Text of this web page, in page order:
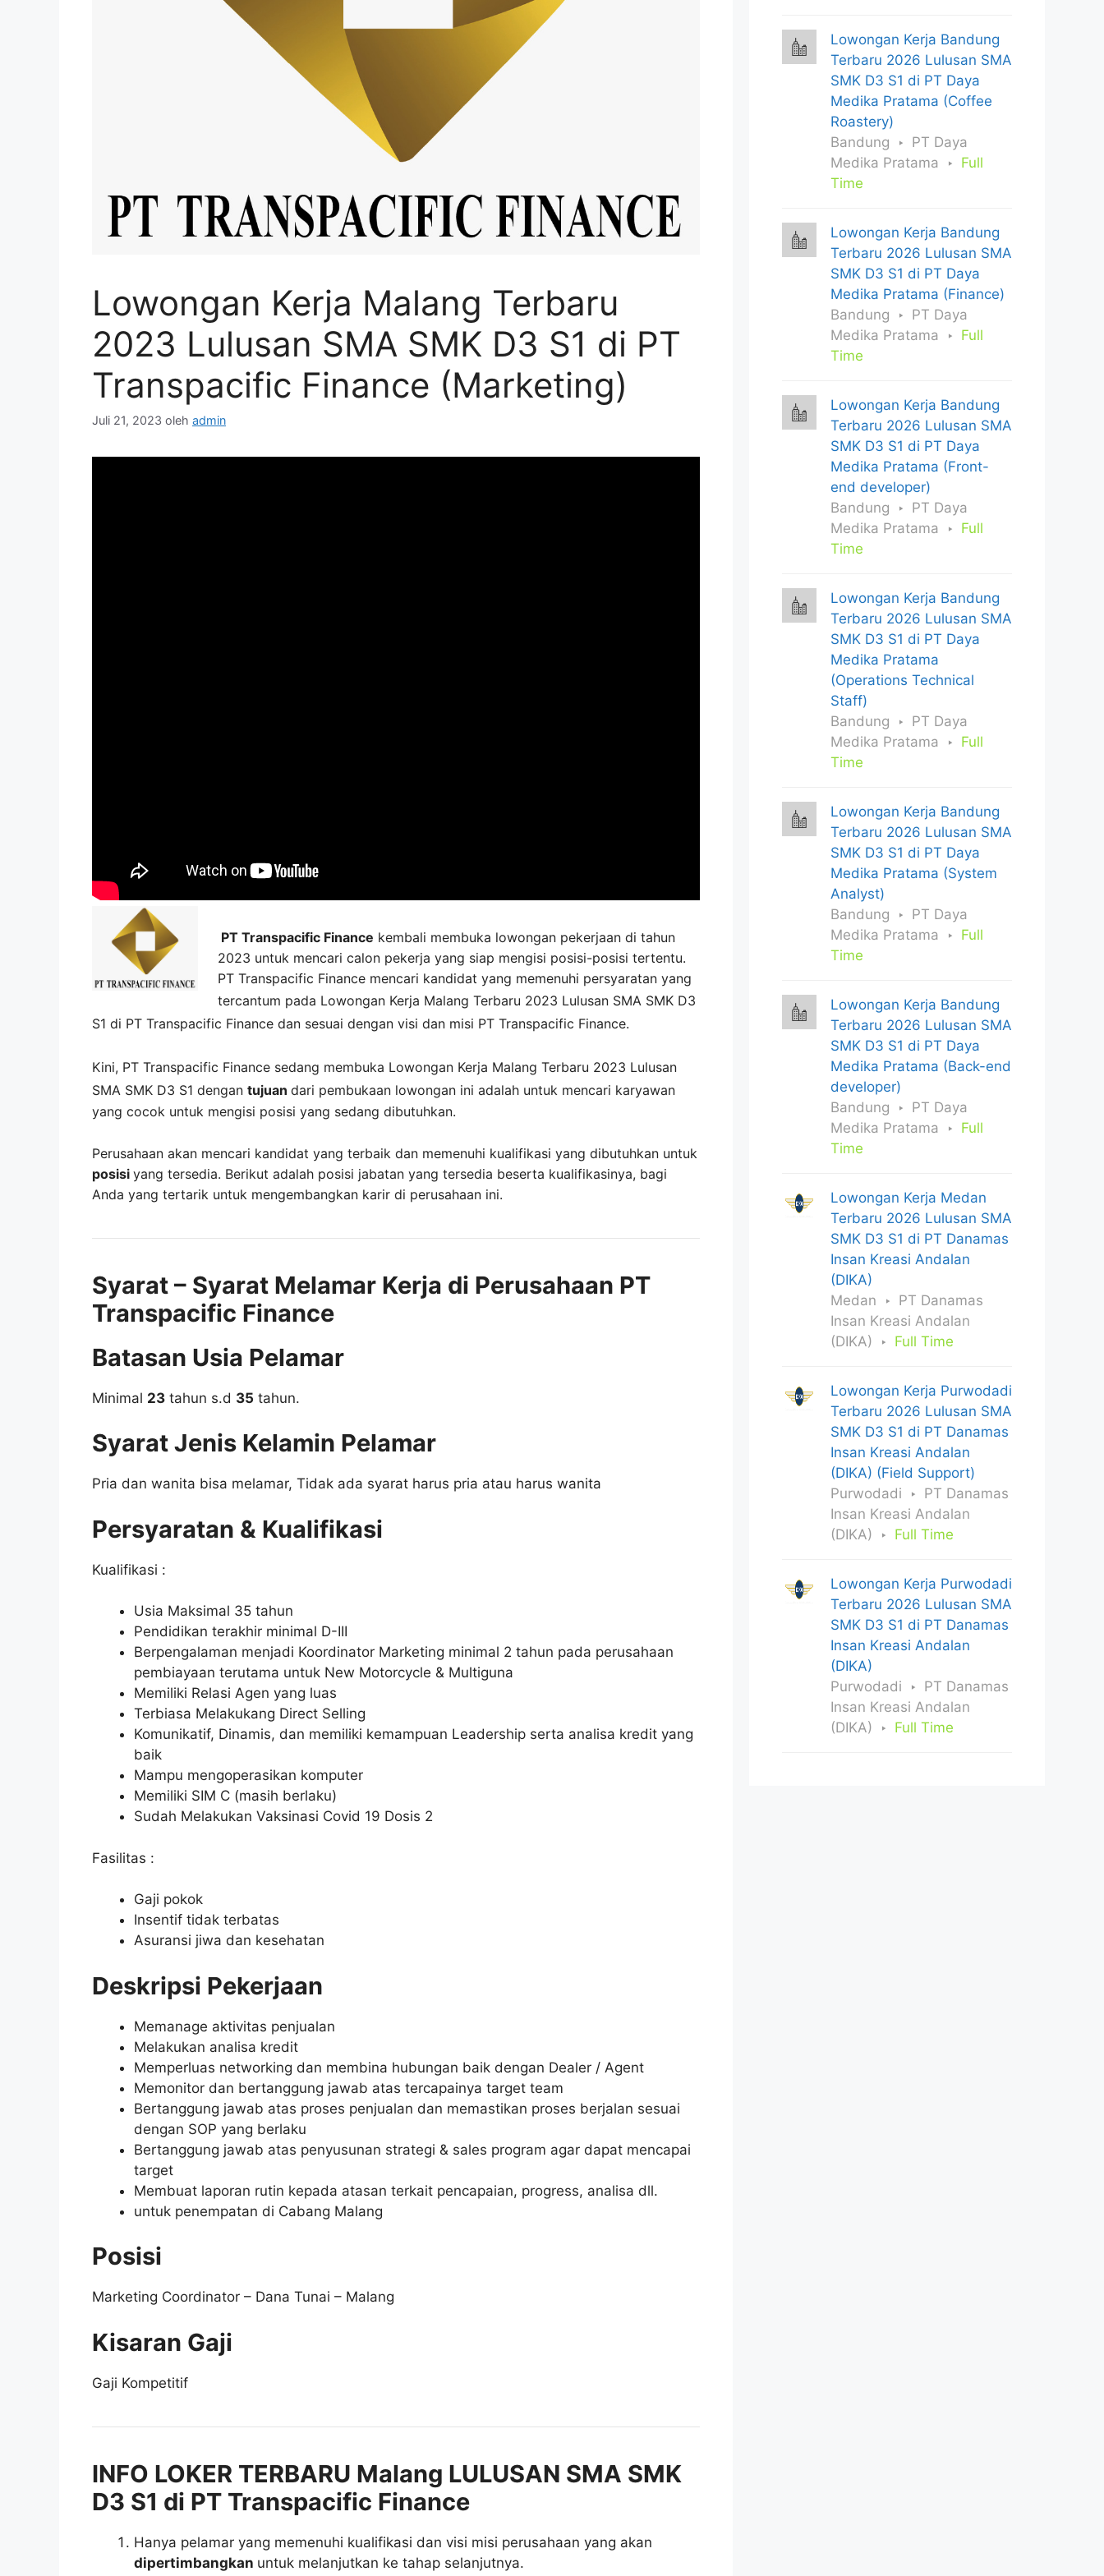
Lowongan Kerja Malang Terbaru
2023 Lulusan SMA SMK D3 S1 di PT
Transpacific Finance (Marketing)
Juli 21, 2023 oleh admin
PT Transpacific Finance kembali membuka lowongan pekerjaan di tahun
2023 untuk mencari calon pekerja yang siap mengisi posisi-posisi tertentu.
PT Transpacific Finance mencari kandidat yang memenuhi persyaratan yang
tercantum pada Lowongan Kerja Malang Terbaru 2023 Lulusan SMA SMK D3
S1 di PT Transpacific Finance dan sesuai dengan visi dan misi PT Transpacific Finance.
Kini, PT Transpacific Finance sedang membuka Lowongan Kerja Malang Terbaru 2023 Lulusan
SMA SMK D3 S1 dengan tujuan dari pembukaan lowongan ini adalah untuk mencari karyawan
yang cocok untuk mengisi posisi yang sedang dibutuhkan.
Perusahaan akan mencari kandidat yang terbaik dan memenuhi kualifikasi yang dibutuhkan untuk
posisi yang tersedia. Berikut adalah posisi jabatan yang tersedia beserta kualifikasinya, bagi
Anda yang tertarik untuk mengembangkan karir di perusahaan ini.
Syarat – Syarat Melamar Kerja di Perusahaan PT
Transpacific Finance
Batasan Usia Pelamar
Minimal 23 tahun s.d 35 tahun.
Syarat Jenis Kelamin Pelamar
Pria dan wanita bisa melamar, Tidak ada syarat harus pria atau harus wanita
Persyaratan & Kualifikasi
Kualifikasi :
Usia Maksimal 35 tahun
Pendidikan terakhir minimal D-III
Berpengalaman menjadi Koordinator Marketing minimal 2 tahun pada perusahaan
pembiayaan terutama untuk New Motorcycle & Multiguna
Memiliki Relasi Agen yang luas
Terbiasa Melakukang Direct Selling
Komunikatif, Dinamis, dan memiliki kemampuan Leadership serta analisa kredit yang
baik
Mampu mengoperasikan komputer
Memiliki SIM C (masih berlaku)
Sudah Melakukan Vaksinasi Covid 19 Dosis 2
Fasilitas :
Gaji pokok
Insentif tidak terbatas
Asuransi jiwa dan kesehatan
Deskripsi Pekerjaan
Memanage aktivitas penjualan
Melakukan analisa kredit
Memperluas networking dan membina hubungan baik dengan Dealer / Agent
Memonitor dan bertanggung jawab atas tercapainya target team
Bertanggung jawab atas proses penjualan dan memastikan proses berjalan sesuai
dengan SOP yang berlaku
Bertanggung jawab atas penyusunan strategi & sales program agar dapat mencapai
target
Membuat laporan rutin kepada atasan terkait pencapaian, progress, analisa dll.
untuk penempatan di Cabang Malang
Posisi
Marketing Coordinator – Dana Tunai – Malang
Kisaran Gaji
Gaji Kompetitif
INFO LOKER TERBARU Malang LULUSAN SMA SMK
D3 S1 di PT Transpacific Finance
Hanya pelamar yang memenuhi kualifikasi dan visi misi perusahaan yang akan
dipertimbangkan untuk melanjutkan ke tahap selanjutnya.
Lowongan Kerja Bandung
Terbaru 2026 Lulusan SMA
SMK D3 S1 di PT Daya
Medika Pratama (Coffee
Roastery)
Bandung
PT Daya
Medika Pratama
Full
Time
Lowongan Kerja Bandung
Terbaru 2026 Lulusan SMA
SMK D3 S1 di PT Daya
Medika Pratama (Finance)
Bandung
PT Daya
Medika Pratama
Full
Time
Lowongan Kerja Bandung
Terbaru 2026 Lulusan SMA
SMK D3 S1 di PT Daya
Medika Pratama (Front-
end developer)
Bandung
PT Daya
Medika Pratama
Full
Time
Lowongan Kerja Bandung
Terbaru 2026 Lulusan SMA
SMK D3 S1 di PT Daya
Medika Pratama
(Operations Technical
Staff)
Bandung
PT Daya
Medika Pratama
Full
Time
Lowongan Kerja Bandung
Terbaru 2026 Lulusan SMA
SMK D3 S1 di PT Daya
Medika Pratama (System
Analyst)
Bandung
PT Daya
Medika Pratama
Full
Time
Lowongan Kerja Bandung
Terbaru 2026 Lulusan SMA
SMK D3 S1 di PT Daya
Medika Pratama (Back-end
developer)
Bandung
PT Daya
Medika Pratama
Full
Time
Lowongan Kerja Medan
Terbaru 2026 Lulusan SMA
SMK D3 S1 di PT Danamas
Insan Kreasi Andalan
(DIKA)
Medan
PT Danamas
Insan Kreasi Andalan
(DIKA)
Full Time
Lowongan Kerja Purwodadi
Terbaru 2026 Lulusan SMA
SMK D3 S1 di PT Danamas
Insan Kreasi Andalan
(DIKA) (Field Support)
Purwodadi
PT Danamas
Insan Kreasi Andalan
(DIKA)
Full Time
Lowongan Kerja Purwodadi
Terbaru 2026 Lulusan SMA
SMK D3 S1 di PT Danamas
Insan Kreasi Andalan
(DIKA)
Purwodadi
PT Danamas
Insan Kreasi Andalan
(DIKA)
Full Time